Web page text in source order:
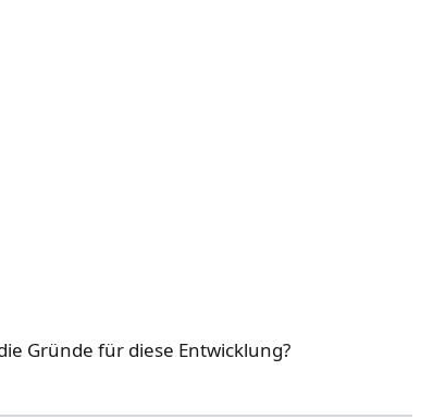
Gründe für diese Entwicklung?